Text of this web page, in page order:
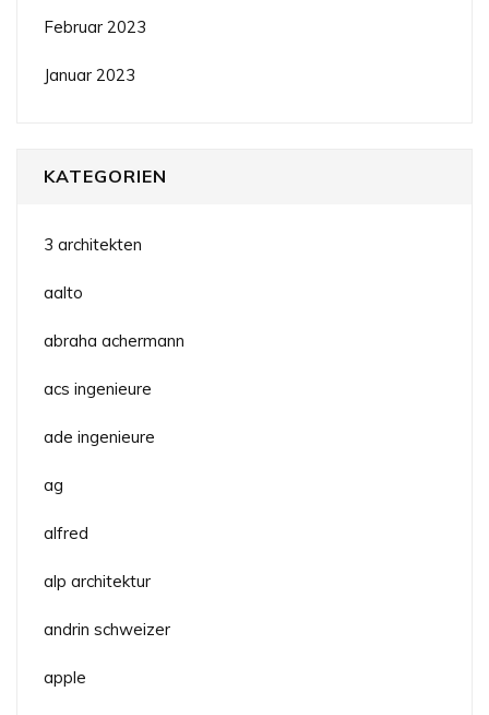
Februar 2023
Januar 2023
KATEGORIEN
3 architekten
aalto
abraha achermann
acs ingenieure
ade ingenieure
ag
alfred
alp architektur
andrin schweizer
apple